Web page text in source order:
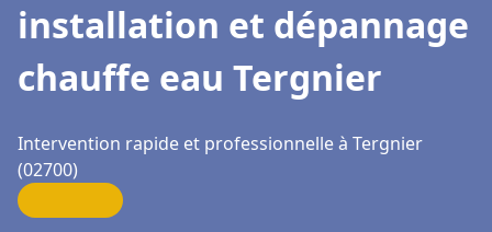
installation et dépannage
chauffe eau Tergnier
Intervention rapide et professionnelle à Tergnier
(02700)